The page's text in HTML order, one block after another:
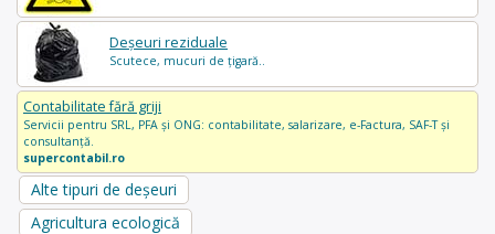
Deșeuri reziduale
Scutece, mucuri de țigară..
Contabilitate fără griji
Servicii pentru SRL, PFA și ONG: contabilitate, salarizare, e-Factura, SAF-T și
consultanță.
supercontabil.ro
Alte tipuri de deșeuri
Agricultura ecologică